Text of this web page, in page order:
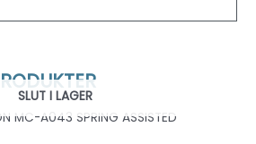
SLUT I LAGER